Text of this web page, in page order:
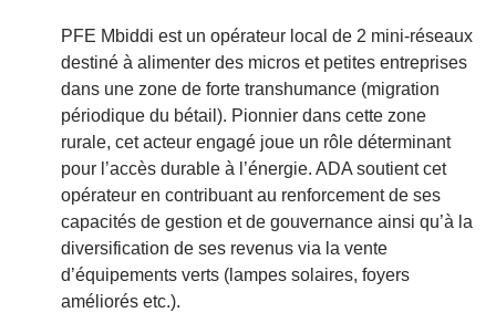
PFE Mbiddi est un opérateur local de 2 mini-réseaux
destiné à alimenter des micros et petites entreprises
dans une zone de forte transhumance (migration
périodique du bétail). Pionnier dans cette zone
rurale, cet acteur engagé joue un rôle déterminant
pour l’accès durable à l’énergie. ADA soutient cet
opérateur en contribuant au renforcement de ses
capacités de gestion et de gouvernance ainsi qu’à la
diversification de ses revenus via la vente
d’équipements verts (lampes solaires, foyers
améliorés etc.).